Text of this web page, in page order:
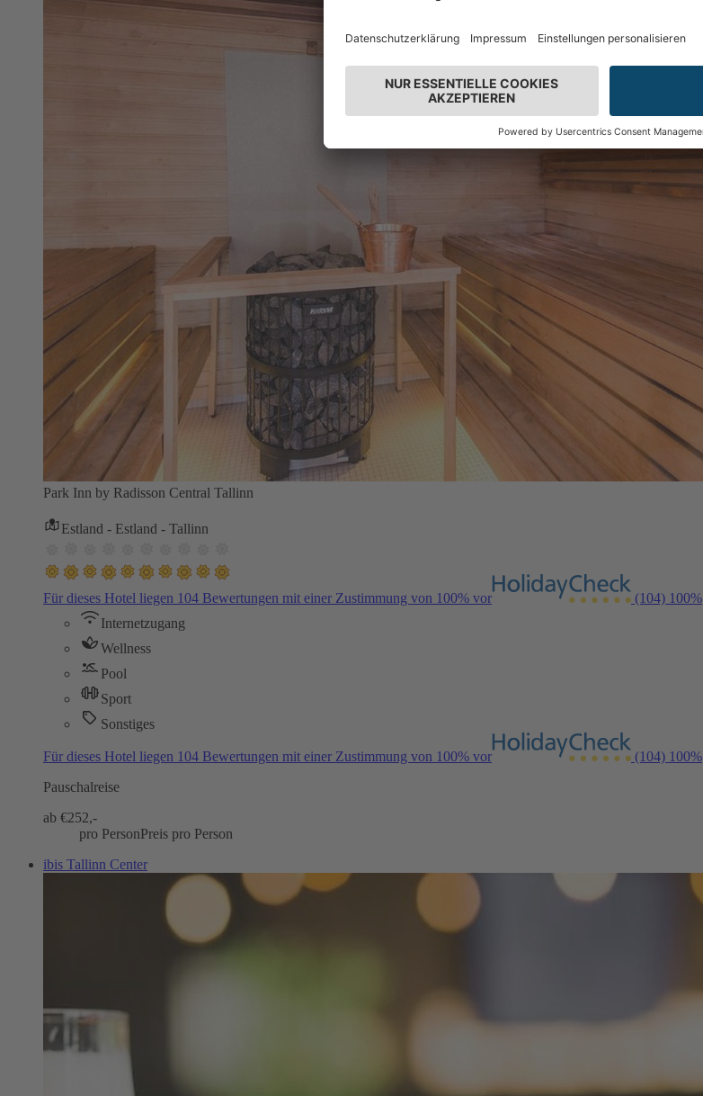
Park Inn by Radisson Central Tallinn
Estland - Estland - Tallinn
Für dieses Hotel liegen 104 Bewertungen mit einer Zustimmung von 100% vor (104) 100%
Internetzugang
Wellness
Pool
Sport
Sonstiges
Für dieses Hotel liegen 104 Bewertungen mit einer Zustimmung von 100% vor (104) 100%
Pauschalreise
ab €252,-
pro PersonPreis pro Person
ibis Tallinn Center